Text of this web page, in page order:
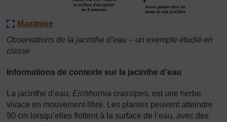
Maximise
Observations de la jacinthe d’eau – un exemple étudié en
classe
Informations de contexte sur la jacinthe d’eau
La jacinthe d’eau, Eichhornia crassipes, est une herbe
vivace en mouvement libre. Les plantes peuvent atteindre
90 cm lorsqu’elles flottent à la surface de l’eau, avec des